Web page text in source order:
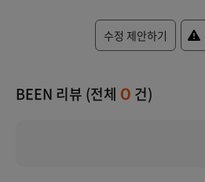
수정 제안하기
BEEN 리뷰 (전체 0 건)